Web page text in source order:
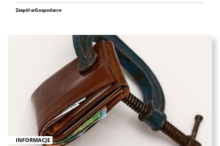
Zespół wGospodarce
INFORMACJE